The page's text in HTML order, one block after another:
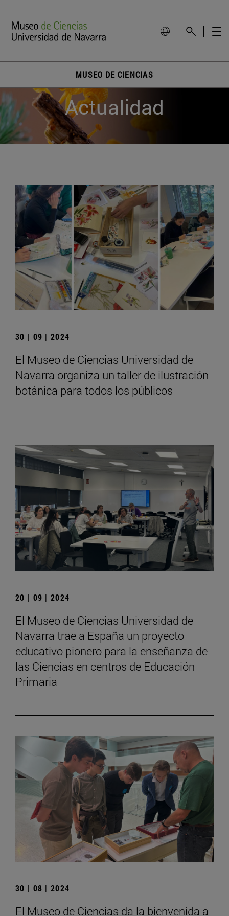
MUSEO DE CIENCIAS
Actualidad
30 | 09 | 2024
El Museo de Ciencias Universidad de
Navarra organiza un taller de ilustración
botánica para todos los públicos
20 | 09 | 2024
El Museo de Ciencias Universidad de
Navarra trae a España un proyecto
educativo pionero para la enseñanza de
las Ciencias en centros de Educación
Primaria
30 | 08 | 2024
El Museo de Ciencias da la bienvenida a